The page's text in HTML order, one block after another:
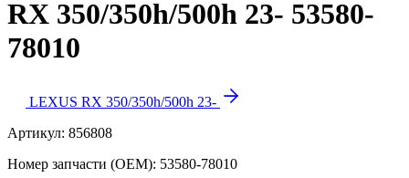
RX 350/350h/500h 23- 53580-
78010
LEXUS RX 350/350h/500h 23-
Артикул: 856808
Номер запчасти (OEM): 53580-78010